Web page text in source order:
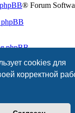
cookies для
корректной
phpBB® Forum
phpBB
phpBB
|Правила